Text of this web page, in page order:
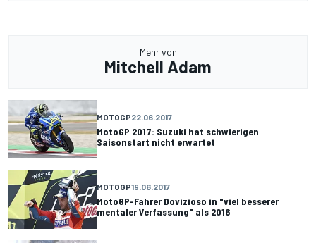
Mehr von
Mitchell Adam
MOTOGP22.06.2017
MotoGP 2017: Suzuki hat schwierigen
Saisonstart nicht erwartet
MOTOGP19.06.2017
MotoGP-Fahrer Dovizioso in "viel besserer
mentaler Verfassung" als 2016